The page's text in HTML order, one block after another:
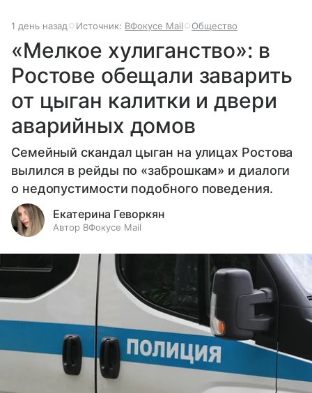
1 день назад Источник: ВФокусе Mail Общество
«Мелкое хулиганство»: в
Ростове обещали заварить
от цыган калитки и двери
аварийных домов
Семейный скандал цыган на улицах Ростова
вылился в рейды по «заброшкам» и диалоги
о недопустимости подобного поведения.
Екатерина Геворкян
Автор ВФокусе Mail